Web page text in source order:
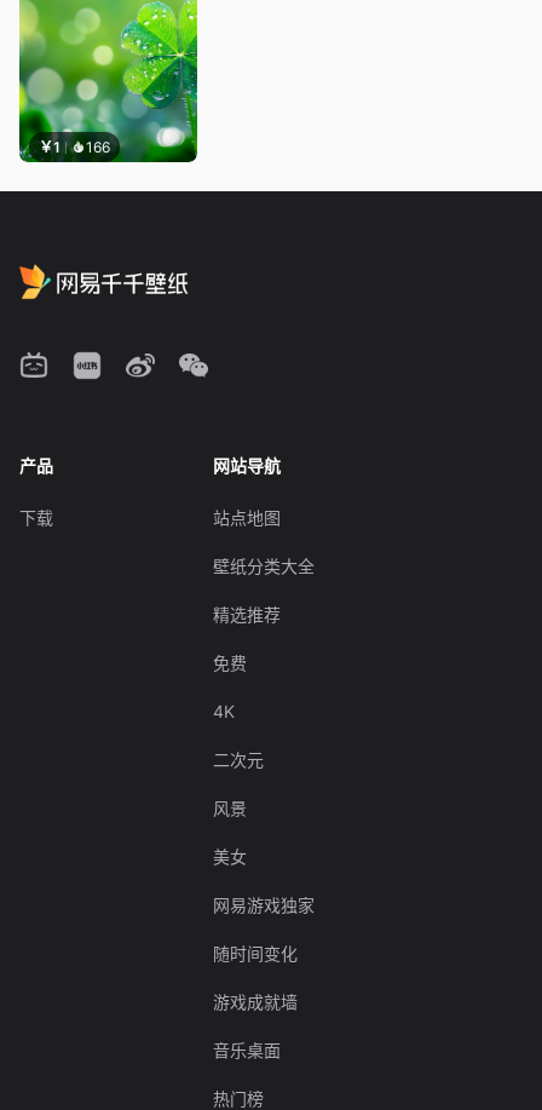
￥1 166
产品
下载
网站导航
站点地图
壁纸分类大全
精选推荐
免费
4K
二次元
风景
美女
网易游戏独家
随时间变化
游戏成就墙
音乐桌面
热门榜